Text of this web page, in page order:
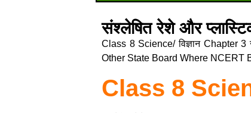
संश्लेषित रेशे और
Class 8 Science/ विज्ञान Chapter
Other State Board Where NCERT
Class 8